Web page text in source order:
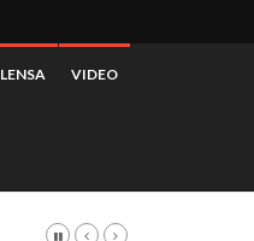
LENSA VIDEO